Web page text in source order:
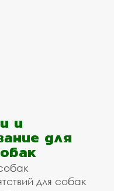
и
для
для собак